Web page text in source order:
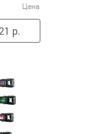
Цена
р.